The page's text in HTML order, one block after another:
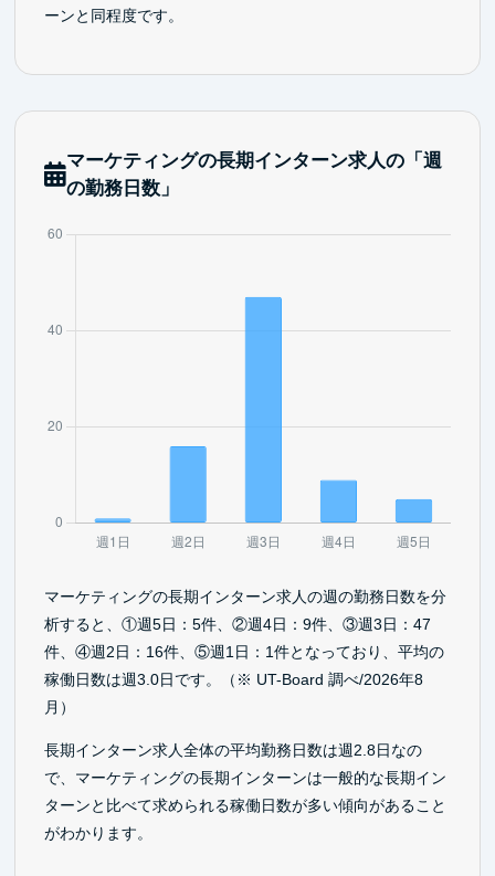
ーンと同程度です。
マーケティングの長期インターン求人の「週
の勤務日数」
マーケティングの長期インターン求人の週の勤務日数を分
析すると、①週5日：5件、②週4日：9件、③週3日：47
件、④週2日：16件、⑤週1日：1件となっており、平均の
稼働日数は週3.0日です。（※ UT-Board 調べ/2026年8
月）
長期インターン求人全体の平均勤務日数は週2.8日なの
で、マーケティングの長期インターンは一般的な長期イン
ターンと比べて求められる稼働日数が多い傾向があること
がわかります。